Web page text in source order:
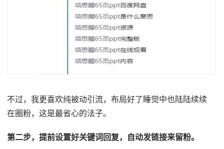
不过，我更喜欢纯被动引流，布局好了睡觉中也陆陆续续
在圈粉，这是最省心的法子。
第二步，提前设置好关键词回复，自动发链接来留粉。